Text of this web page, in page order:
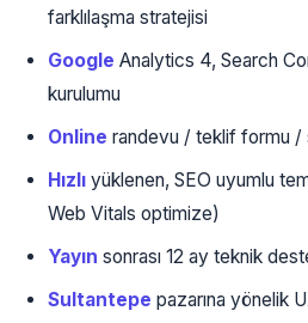
farklılaşma stratejisi
Google Analytics 4, Search
kurulumu
Online randevu / teklif formu /
Hızlı yüklenen, SEO uyumlu
Web Vitals optimize)
Yayın sonrası 12 ay teknik
Sultantepe pazarına yönelik